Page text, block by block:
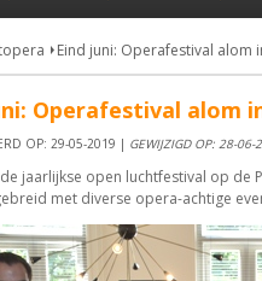
Eind juni: Operafestival alom
Operafestival alom
OP: 29-05-2019 | GEWIJZIGD OP: 28-06-
jaarlijkse open luchtfestival op de
met diverse opera-achtige